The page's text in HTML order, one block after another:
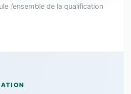
l’ensemble de la qualification